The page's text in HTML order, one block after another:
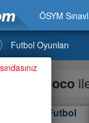
ÖSYM
Futbol Oyunları
coco
Coco Futbol